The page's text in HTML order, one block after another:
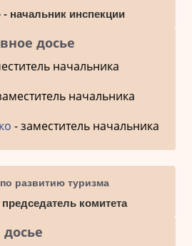
- начальник инспекции
досье
начальника
начальника
- заместитель начальника
развитию туризма
председатель комитета
досье